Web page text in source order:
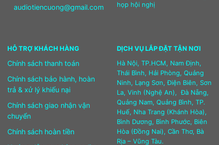
audiotiencuong@gmail.com
họp hội nghị
HỖ TRỢ KHÁCH HÀNG
Chính sách thanh toán
Chính sách bảo hành, hoàn
trả & xử lý khiếu nại
Chính sách giao nhận vận
chuyển
Chính sách hoàn tiền
DỊCH VỤ LẮP ĐẶT TẬN NƠI
Hà Nội, TP.HCM, Nam Định,
Thái Bình, Hải Phòng, Quảng
Ninh, Lạng Sơn, Điện Biên, Sơn
La, Vinh (Nghệ An), Đà Nẵng,
Quảng Nam, Quảng Bình, TP.
Huế, Nha Trang (Khánh Hòa),
Bình Dương, Bình Phước, Biên
Hòa (Đồng Nai), Cần Thơ, Bà
Rịa – Vũng Tàu.